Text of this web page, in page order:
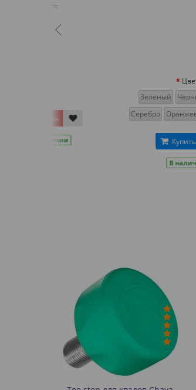
Синий
Серебро
Оранжевый Красный